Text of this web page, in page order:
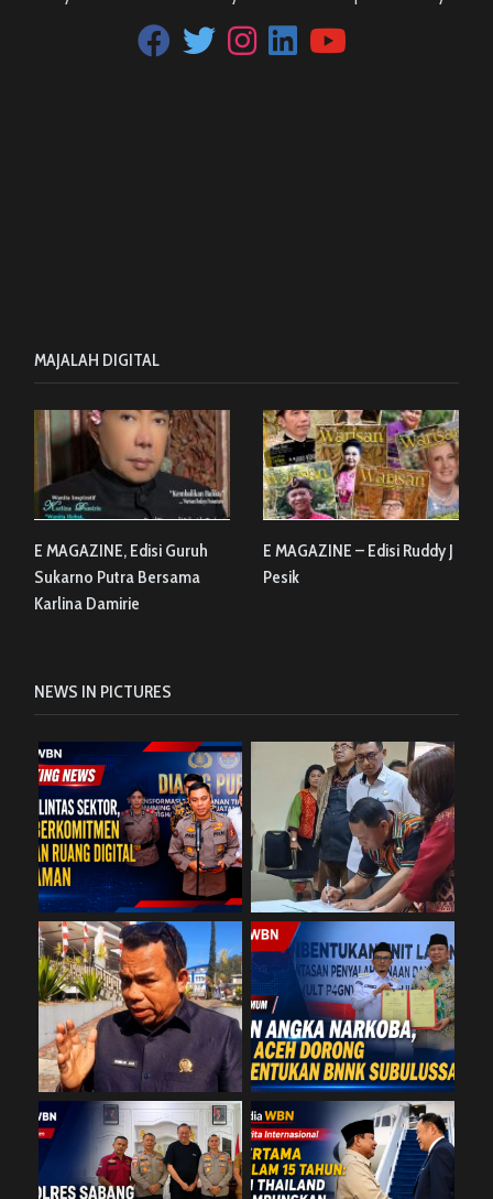
MAJALAH DIGITAL
E MAGAZINE, Edisi Guruh
Sukarno Putra Bersama
Karlina Damirie
E MAGAZINE – Edisi Ruddy J
Pesik
NEWS IN PICTURES